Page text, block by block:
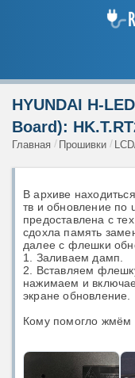
HYUNDAI H-
Board):
Главная Прошивки
В архиве
тв и обновление по
предоставлена с
сдохла память
далее с флешки
1. Заливаем дамп.
2. Вставляем
нажимаем и
экране обновление.
Кому помогло жмём